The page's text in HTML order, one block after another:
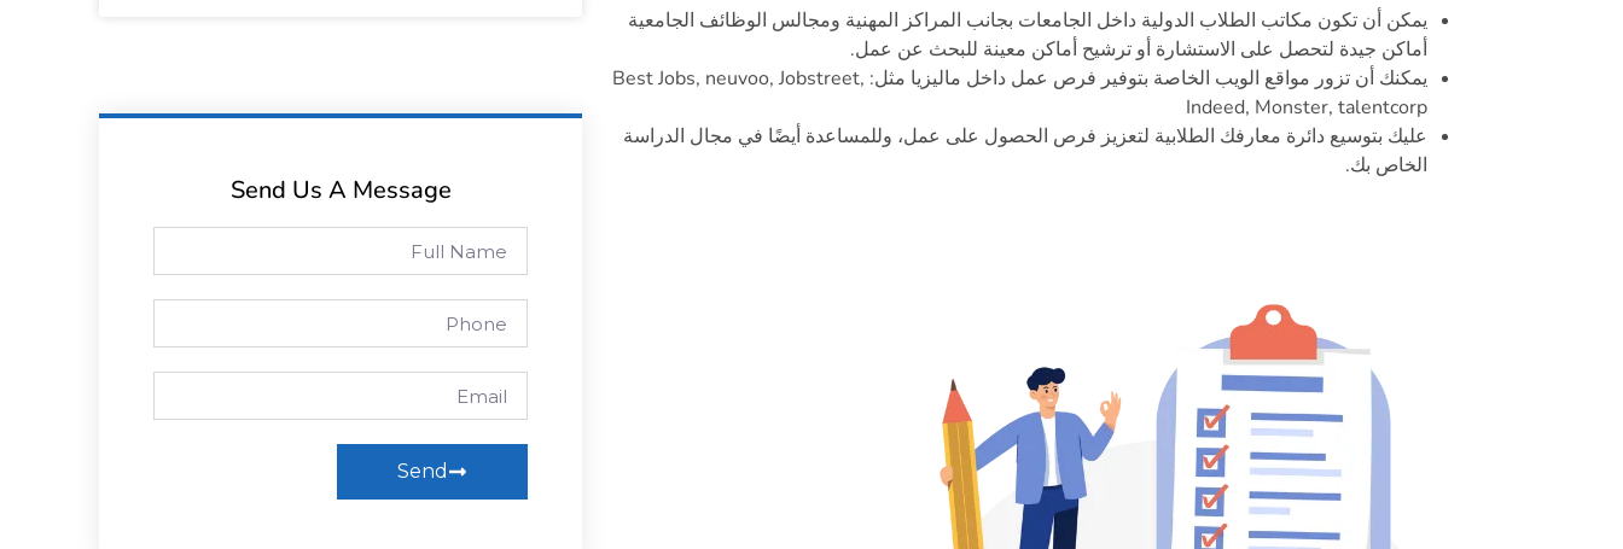
يمكن أن تكون مكاتب الطلاب الدولية داخل الجامعات بجانب المراكز المهنية ومجالس الوظائف الجامعية
أماكن جيدة لتحصل على الاستشارة أو ترشيح أماكن معينة للبحث عن عمل.
يمكنك أن تزور مواقع الويب الخاصة بتوفير فرص عمل داخل ماليزيا مثل: Best Jobs, neuvoo, Jobstreet,
Indeed, Monster, talentcorp
عليك بتوسيع دائرة معارفك الطلابية لتعزيز فرص الحصول على عمل، وللمساعدة أيضًا في مجال الدراسة
الخاص بك.
Send Us A Message
Send